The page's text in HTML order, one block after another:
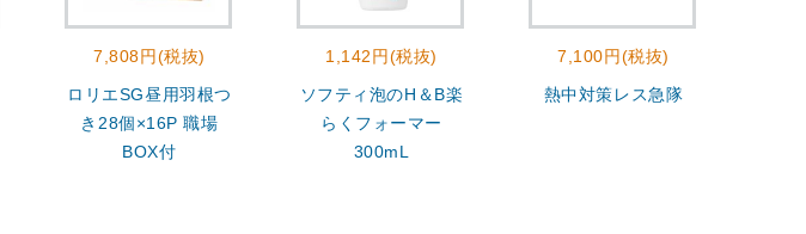
7,808円(税抜)
ロリエSG昼用羽根つ
き28個×16P 職場
BOX付
1,142円(税抜)
ソフティ泡のH＆B楽
らくフォーマー
300mL
7,100円(税抜)
熱中対策レス急隊